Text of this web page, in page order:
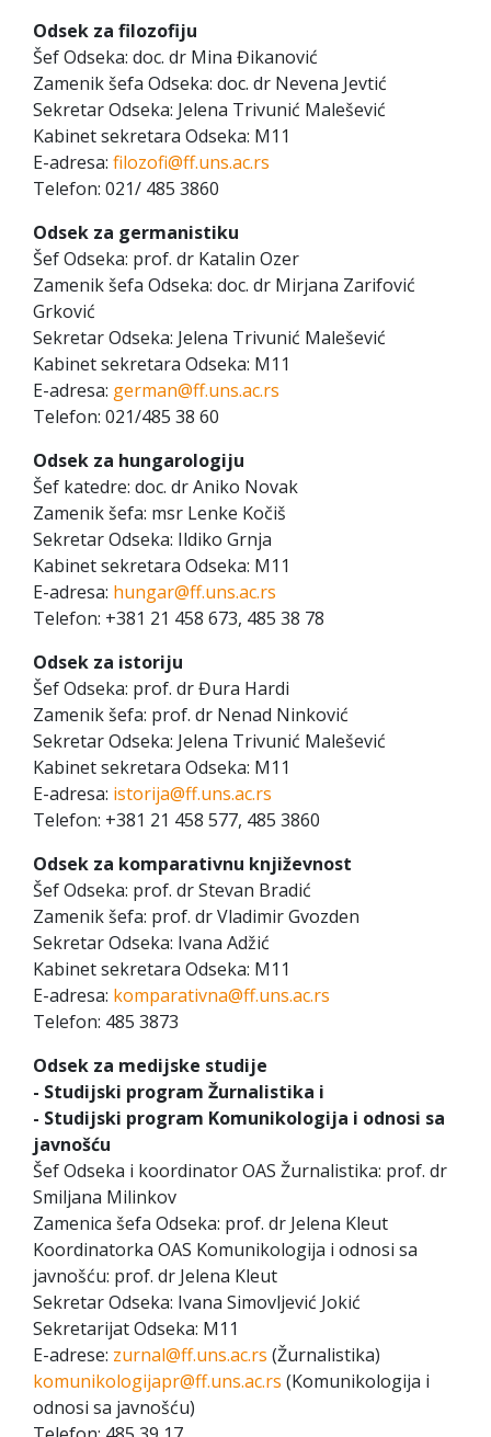
Odsek za filozofiju
Šef Odseka: doc. dr Mina Đikanović
Zamenik šefa Odseka: doc. dr Nevena Jevtić
Sekretar Odseka: Jelena Trivunić Malešević
Kabinet sekretara Odseka: M11
E-adresa: filozofi@ff.uns.ac.rs
Telefon: 021/ 485 3860
Odsek za germanistiku
Šef Odseka: prof. dr Katalin Ozer
Zamenik šefa Odseka: doc. dr Mirjana Zarifović
Grković
Sekretar Odseka: Jelena Trivunić Malešević
Kabinet sekretara Odseka: M11
E-adresa: german@ff.uns.ac.rs
Telefon: 021/485 38 60
Odsek za hungarologiju
Šef katedre: doc. dr Aniko Novak
Zamenik šefa: msr Lenke Kočiš
Sekretar Odseka: Ildiko Grnja
Kabinet sekretara Odseka: M11
E-adresa: hungar@ff.uns.ac.rs
Telefon: +381 21 458 673, 485 38 78
Odsek za istoriju
Šef Odseka: prof. dr Đura Hardi
Zamenik šefa: prof. dr Nenad Ninković
Sekretar Odseka: Jelena Trivunić Malešević
Kabinet sekretara Odseka: M11
E-adresa: istorija@ff.uns.ac.rs
Telefon: +381 21 458 577, 485 3860
Odsek za komparativnu književnost
Šef Odseka: prof. dr Stevan Bradić
Zamenik šefa: prof. dr Vladimir Gvozden
Sekretar Odseka: Ivana Adžić
Kabinet sekretara Odseka: M11
E-adresa: komparativna@ff.uns.ac.rs
Telefon: 485 3873
Odsek za medijske studije
- Studijski program Žurnalistika i
- Studijski program Komunikologija i odnosi sa
javnošću
Šef Odseka i koordinator OAS Žurnalistika: prof. dr
Smiljana Milinkov
Zamenica šefa Odseka: prof. dr Jelena Kleut
Koordinatorka OAS Komunikologija i odnosi sa
javnošću: prof. dr Jelena Kleut
Sekretar Odseka: Ivana Simovljević Jokić
Sekretarijat Odseka: M11
E-adrese: zurnal@ff.uns.ac.rs (Žurnalistika)
komunikologijapr@ff.uns.ac.rs (Komunikologija i
odnosi sa javnošću)